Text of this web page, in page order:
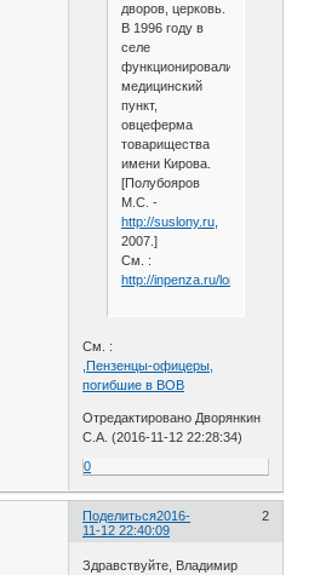
дворов, церковь.
В 1996 году в
селе
функционировали
медицинский
пункт,
овцеферма
товарищества
имени Кирова.
[Полубояров
М.С. -
http://suslony.ru,
2007.]
См. :
http://inpenza.ru/lomov/
См. :
,Пензенцы-офицеры,
погибшие в ВОВ
Отредактировано Дворянкин
С.А. (2016-11-12 22:28:34)
0
Поделиться 2
2016-
11-12 22:40:09
Здравствуйте, Владимир